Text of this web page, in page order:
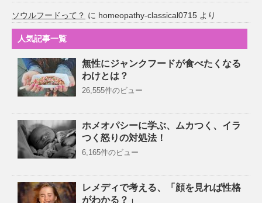
ソウルフードって？ に homeopathy-classical0715 より
人気記事一覧
無性にジャンクフードが食べたくなる
わけとは？
26,555件のビュー
ホメオパシーに学ぶ、ムカつく、イラ
つく怒りの対処法！
6,165件のビュー
レメディで考える、「顔を見れば性格
がわかる？」